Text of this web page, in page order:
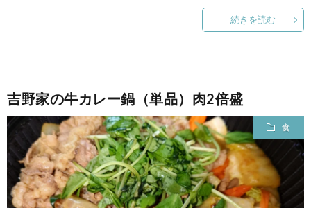
続きを読む
吉野家の牛カレー鍋（単品）肉2倍盛
食